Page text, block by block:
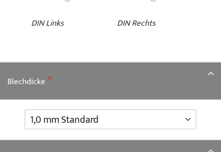
DIN Links DIN Rechts
Blechdicke